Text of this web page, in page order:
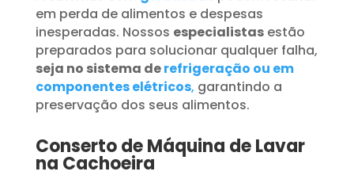
em perda de alimentos e despesas
inesperadas. Nossos especialistasestão
preparados para solucionar qualquer falha,
seja no sistema derefrigeração ou em
componentes elétricos, garantindo a
preservação dos seus alimentos.
Conserto de Máquina de Lavar
na Cachoeira